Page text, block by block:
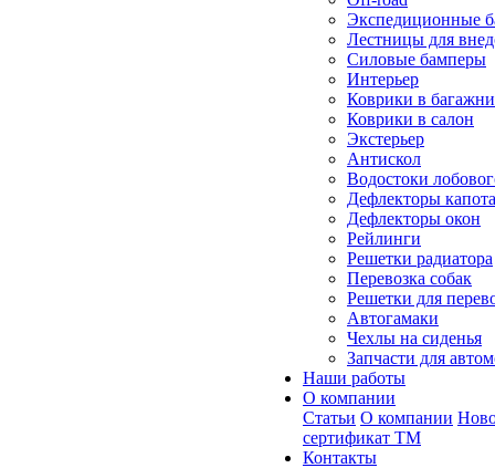
Экспедиционные
Лестницы для
Силовые бамперы
Интерьер
Коврики в
Коврики в салон
Экстерьер
Антискол
Водостоки
Дефлекторы капота
Дефлекторы окон
Рейлинги
Решетки радиатора
Перевозка собак
Решетки для
Автогамаки
Чехлы на сиденья
Запчасти для
Наши работы
О компании
Статьи О компании
сертификат ТМ
Контакты